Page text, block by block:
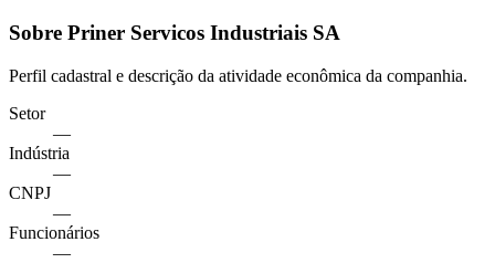
Sobre Priner Servicos Industriais SA
Perfil cadastral e descrição da atividade econômica da companhia.
Setor
—
Indústria
—
CNPJ
—
Funcionários
—